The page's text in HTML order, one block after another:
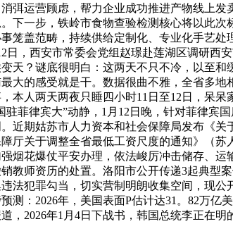
弭运营顾虑，帮力企业成功推进产物线上
下一步，铁岭市食物查验检测核心将以此
笼盖范畴，持续供给定制化、专业化手艺
日，西安市常委会党组赵璟赴莲湖区调研西
天？谜底很明白：这两天不只不冷，以至
大的感受就是干。数据很曲不雅，全省多地
本人两天两夜只睡四小时11日至12日，呆
驻菲律宾大”动静，1月12日晚，针对菲律
近期姑苏市人力资本和社会保障局发布《
厅关于调整全省最低工资尺度的通知》（
烟花爆仗平安办理，依法峻厉冲击储存、
教师资历的处置。洛阳市公开传递3起典型
法犯罪勾当，切实营制明朗收集空间，现
测：2026年，美国表面P估计达31。82万亿
，2026年1月4日下战书，韩国总统李正在